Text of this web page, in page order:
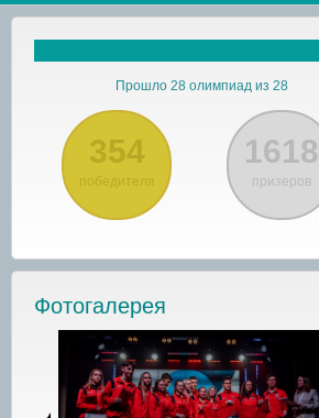
Прошло 28 олимпиад из 28
354
победителя
1618
призеров
Фотогалерея